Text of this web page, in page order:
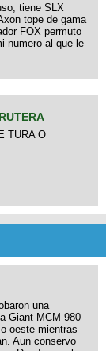
tiene SLX
tope de gama
FOX permuto
numero al que le
TURA O
una
Giant MCM 980
oeste mientras
Aun conservo